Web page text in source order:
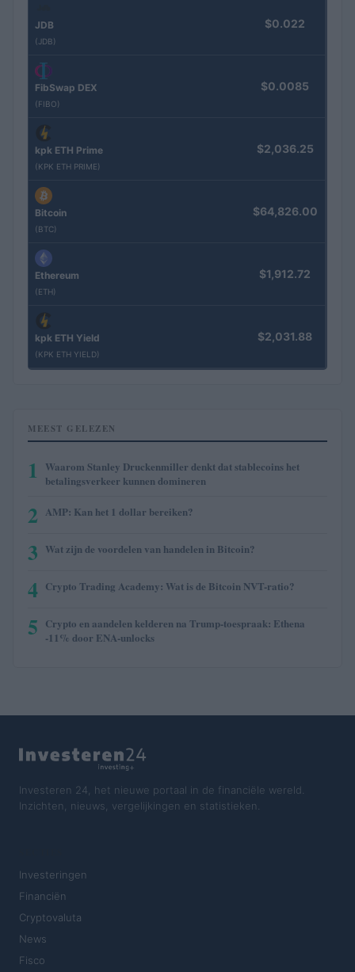
JDB
(JDB)
$0.022
FibSwap DEX
(FIBO)
$0.0085
kpk ETH Prime
(KPK ETH PRIME)
$2,036.25
Bitcoin
(BTC)
$64,826.00
Ethereum
(ETH)
$1,912.72
kpk ETH Yield
(KPK ETH YIELD)
$2,031.88
MEEST GELEZEN
1
Waarom Stanley Druckenmiller denkt dat stablecoins het
betalingsverkeer kunnen domineren
2 AMP: Kan het 1 dollar bereiken?
3 Wat zijn de voordelen van handelen in Bitcoin?
4 Crypto Trading Academy: Wat is de Bitcoin NVT-ratio?
5 Crypto en aandelen kelderen na Trump-toespraak: Ethena
-11% door ENA-unlocks
Investeren 24, het nieuwe portaal in de financiële wereld.
Inzichten, nieuws, vergelijkingen en statistieken.
Investeringen
Financiën
Cryptovaluta
News
Fisco